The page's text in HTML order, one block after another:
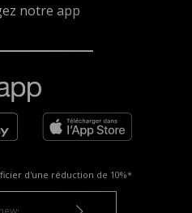
notre app
d'une réduction de 10%*